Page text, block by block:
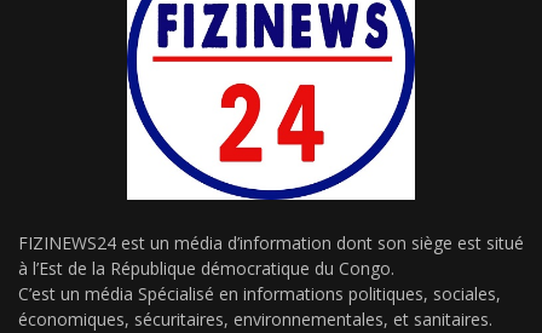
FIZINEWS24 est un média d’information dont son siège est situé
à l’Est de la République démocratique du Congo.
C’est un média Spécialisé en informations politiques, sociales,
économiques, sécuritaires, environnementales, et sanitaires.